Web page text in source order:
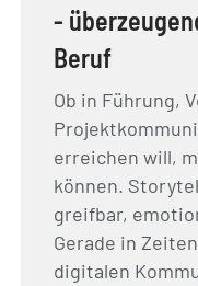
-
Beruf
Ob in Führung,
erreichen will,
können.
greifbar,
Gerade in
digitalen